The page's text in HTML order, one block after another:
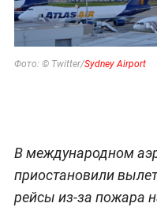
Фото: © Twitter/Sydney Airport
В международном
приостановили
рейсы из-за пожара